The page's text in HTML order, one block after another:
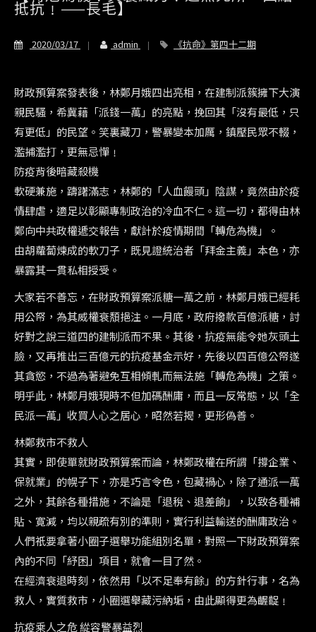
抵抗﹗——長毛】
2020/03/17 admin 《抗命》第四十二期
財政預算案發表後，林鄭月娥四出亮相，在建制派簇擁下大演
親民騷，希冀藉「派錢一萬」的亮點，挽回其「沒有最低，只
有更低」的民望。笑裏藏刀，警暴變本加厲，鎮壓民眾不輟，
濫捕濫打，更無忌憚﹗
防疫背後暗藏殺機
軟硬兼施，躊躇滿志，林鄭的「人血饅頭」陰謀，竟然由於疫
情肆虐，適足以彰顯專制政治的冷血不仁。這一切，都得由林
鄭向中共政權遞交報告，獻計於疫情期間「轉危為機」。
由胡蘿蔔煉成的軟刀子，既見證統治者「拜金主義」本色，亦
暴露其一貫私相授受。
大家若不善忘，在財政預算案派糖一萬之前，林鄭月娥已經耗
用公帑，為其威權衰頽挹注。一月底，政府撥款百億派糖，討
好對之說三道四的建制派而不果。其後，抗疫無能令她灰頭土
臉，又再推出三百億元的抗疫基金示好，先後以四百億公帑遂
其貪慾，不過為著避免互相傾軋而無法施「轉危為機」之策。
明乎此，林鄭月娥現時不但加碼酬庸，而且一反常態，以「全
民派一萬」收買人心之居心，昭然若揭，更形偽善。
林鄭救市不救人
其實，即使單就財政預算案而論，林鄭政權在所謂「撐企業、
保就業」的幌子下，亦是巧言令色，包藏禍心，除了通派一萬
之外，其餘各種措施，不論是「退稅、退差餉」，以致各種補
貼、寛減，均以親疏有別的準則，實行利益輸送的酬庸政治。
人們祇要拿著小圈子選舉功能組別名單，對照一下財政預算案
內的不同「紓困」項目，就會一目了然。
在經濟衰退時刻，依然用「以不足奉有餘」的方針行事，名為
救人，實質救市，小圈選舉藏污納垢，由此顯得更為齷齪﹗
抗疫乘人之危 緃容警暴益烈